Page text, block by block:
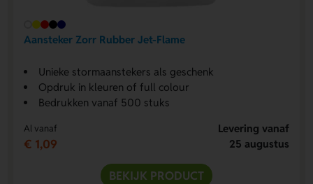
Aansteker Zorr Rubber Jet-Flame
Unieke stormaanstekers als geschenk
Opdruk in kleuren of full colour
Bedrukken vanaf 500 stuks
Al vanaf
€ 1,09
Levering vanaf
25 augustus
BEKIJK PRODUCT